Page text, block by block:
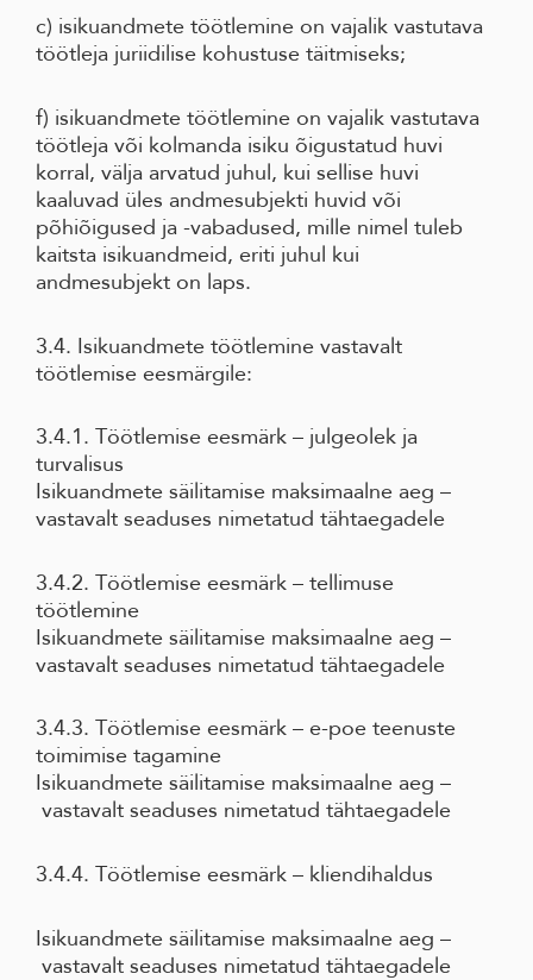
c) isikuandmete töötlemine on vajalik vastutava
töötleja juriidilise kohustuse täitmiseks;
f) isikuandmete töötlemine on vajalik vastutava
töötleja või kolmanda isiku õigustatud huvi
korral, välja arvatud juhul, kui sellise huvi
kaaluvad üles andmesubjekti huvid või
põhiõigused ja -vabadused, mille nimel tuleb
kaitsta isikuandmeid, eriti juhul kui
andmesubjekt on laps.
3.4. Isikuandmete töötlemine vastavalt
töötlemise eesmärgile:
3.4.1. Töötlemise eesmärk – julgeolek ja
turvalisus
Isikuandmete säilitamise maksimaalne aeg –
vastavalt seaduses nimetatud tähtaegadele
3.4.2. Töötlemise eesmärk – tellimuse
töötlemine
Isikuandmete säilitamise maksimaalne aeg –
vastavalt seaduses nimetatud tähtaegadele
3.4.3. Töötlemise eesmärk – e-poe teenuste
toimimise tagamine
Isikuandmete säilitamise maksimaalne aeg –
vastavalt seaduses nimetatud tähtaegadele
3.4.4. Töötlemise eesmärk – kliendihaldus
Isikuandmete säilitamise maksimaalne aeg –
vastavalt seaduses nimetatud tähtaegadele